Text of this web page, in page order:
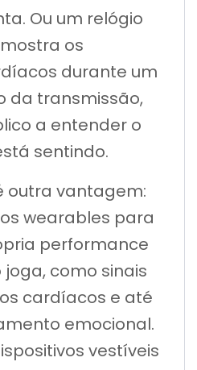
Ou um relógio
os
durante um
da transmissão,
a entender o
sentindo.
outra vantagem:
wearables para
performance
como sinais
cardíacos e até
emocional.
vestíveis